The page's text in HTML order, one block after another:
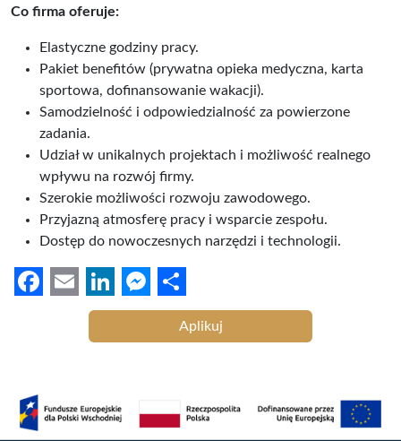
Co firma oferuje:
Elastyczne godziny pracy.
Pakiet benefitów (prywatna opieka medyczna, karta
sportowa, dofinansowanie wakacji).
Samodzielność i odpowiedzialność za powierzone
zadania.
Udział w unikalnych projektach i możliwość realnego
wpływu na rozwój firmy.
Szerokie możliwości rozwoju zawodowego.
Przyjazną atmosferę pracy i wsparcie zespołu.
Dostęp do nowoczesnych narzędzi i technologii.
e
b
l
L
i
e
M
e
S
h
e
Aplikuj